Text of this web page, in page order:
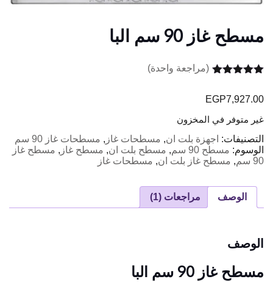
مسطح غاز 90 سم البا
5.00
من 5
بناءً على
واحد
(مراجعة واحدة)
EGP7,927.00
غير متوفر في المخزون
التصنيفات: اجهزة بلت ان, مسطحات غاز , مسطحات غاز 90 سم
الوسوم: مسطح 90 سم , مسطح بلت ان, مسطح غاز , مسطح غاز
90 سم
, مسطح غاز بلت ان, مسطحات غاز
الوصف مراجعات (1)
الوصف
مسطح غاز 90 سم البا